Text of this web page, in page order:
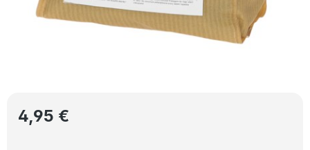
Regulärer Preis:
4,95 €